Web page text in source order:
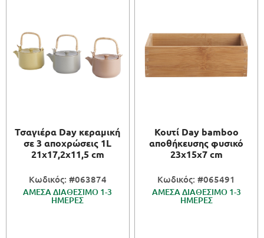
Τσαγιέρα Day κεραμική
σε 3 αποχρώσεις 1L
21x17,2x11,5 cm
Κωδικός: #063874
ΑΜΕΣΑ ΔΙΑΘΕΣΙΜΟ 1-3
ΗΜΕΡΕΣ
Κουτί Day bamboo
αποθήκευσης φυσικό
23x15x7 cm
Κωδικός: #065491
ΑΜΕΣΑ ΔΙΑΘΕΣΙΜΟ 1-3
ΗΜΕΡΕΣ